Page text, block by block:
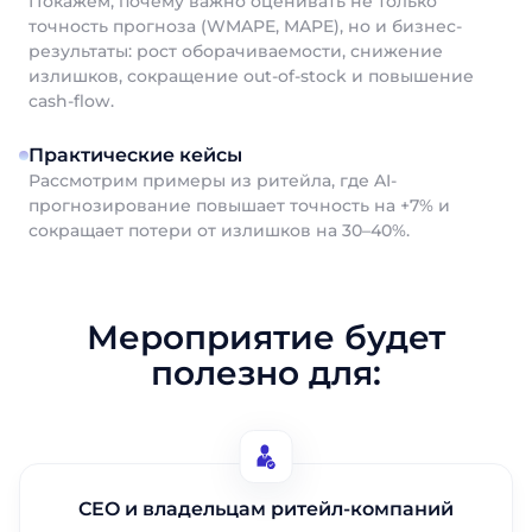
точность прогноза (WMAPE, MAPE), но и бизнес-
результаты: рост оборачиваемости, снижение
излишков, сокращение out-of-stock и повышение
cash-flow.
Практические кейсы
Рассмотрим примеры из ритейла, где AI-
прогнозирование повышает точность на +7% и
сокращает потери от излишков на 30–40%.
Мероприятие будет
полезно для:
CEO и владельцам ритейл-компаний